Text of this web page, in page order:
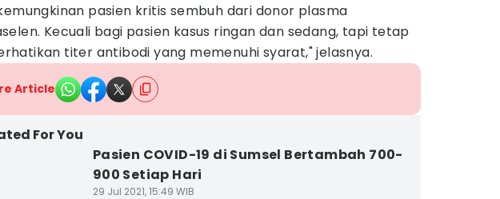
pasien kritis sembuh dari donor plasma
Kecuali bagi pasien kasus ringan dan sedang, tapi tetap
titer antibodi yang memenuhi syarat," jelasnya.
Article
For You
Pasien COVID-19 di Sumsel Bertambah 700-
900 Setiap Hari
29 Jul 2021, 15:49 WIB